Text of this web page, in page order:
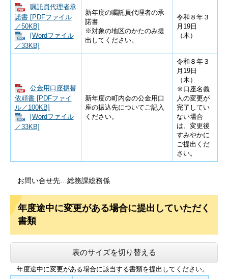
嘱託員代理者承
諾書 [PDFファイル
／50KB]
[Wordファイル
／33KB]
新年度の嘱託員代理者の承
諾書
※対象の地区のかたのみ提
出してください。
令和８年３
月19日
（木）
公金用口座振替
依頼書 [PDFファイ
ル／100KB]
[Wordファイル
／33KB]
新年度の町内会の公金用口
座の振込先についてご記入
ください。
令和８年３
月19日
（木）
※口座名義
人の変更が
完了してい
ない場合
は、変更後
すみやかに
ご提出くだ
さい。
お問い合せ先…総務課総務係
年度途中に変更がある場合に提出していただく
書類
表のサイズを切り替える
年度途中に変更がある場合に該当する書類を提出してください。